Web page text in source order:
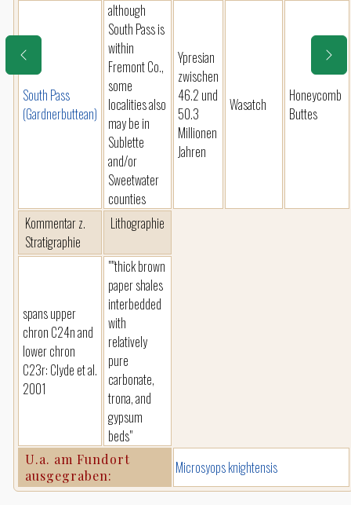
South Pass
(Gardnerbuttean)
although
South Pass is
within
Fremont Co.,
some
localities also
may be in
Sublette
and/or
Sweetwater
counties
Ypresian
zwischen
46.2 und
50.3
Millionen
Jahren
Wasatch
Honeycomb
Buttes
Kommentar z.
Stratigraphie
Lithographie
spans upper
chron C24n and
lower chron
C23r: Clyde et al.
2001
""thick brown
paper shales
interbedded
with
relatively
pure
carbonate,
trona, and
gypsum
beds"
U.a. am Fundort
ausgegraben:
Microsyops knightensis